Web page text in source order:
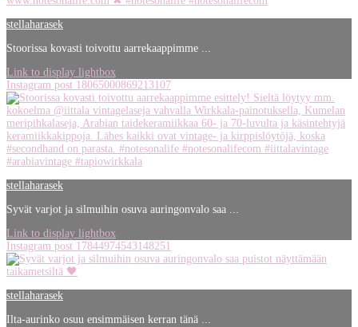
stellaharasek
Stoorissa kovasti toivottu aarrekaappimme ...
Link to display lightbox
Instagram post 18065000869213107
stellaharasek
Syvät varjot ja silmuihin osuva auringonvalo saa ...
Link to display lightbox
Instagram post 17844974543148251
stellaharasek
Ilta-aurinko osuu ensimmäisen kerran tänä ...